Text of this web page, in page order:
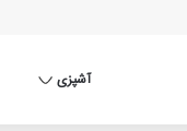
آشپزی